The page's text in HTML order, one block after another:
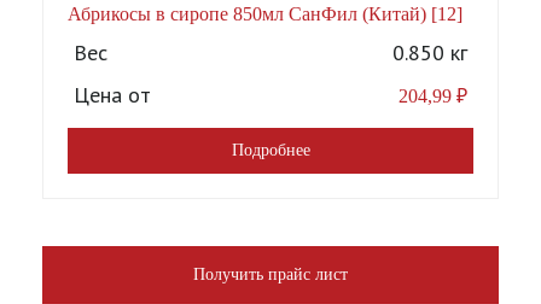
Абрикосы в сиропе 850мл СанФил (Китай) [12]
Вес
0.850 кг
Цена от
204,99 ₽
Подробнее
Получить прайс лист